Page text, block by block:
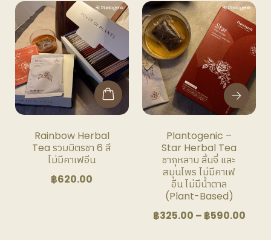
Rainbow Herbal
Tea รวมมิตรชา 6 สี
ไม่มีคาเฟอีน
฿620.00
This
product
has
multiple
variants.
options
may
chosen
on
the
product
page
Plantogenic –
Star Herbal Tea
ชากุหลาบ ลิ้นจี่ และ
สมุนไพร ไม่มีคาเฟ
อีน ไม่มีน้ำตาล
(Plant-Based)
฿325.00 – ฿590.00Price